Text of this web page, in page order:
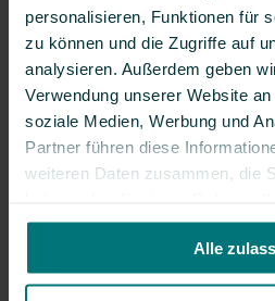
personalisieren, Funktionen für
zu können und die Zugriffe auf
analysieren. Außerdem geben
Verwendung unserer Website
soziale Medien, Werbung und
Partner führen diese
weiteren Daten zusammen, die
gesammelt haben.
Alle